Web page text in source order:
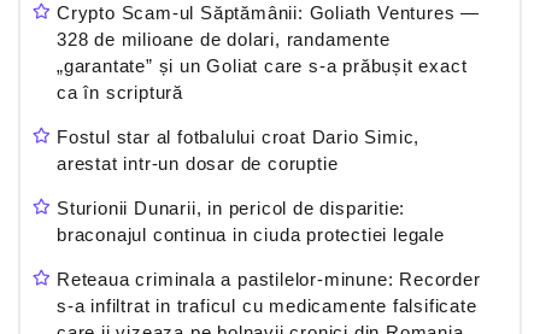
Crypto Scam-ul Săptămânii: Goliath Ventures —
328 de milioane de dolari, randamente
„garantate” și un Goliat care s-a prăbușit exact
ca în scriptură
Fostul star al fotbalului croat Dario Simic,
arestat intr-un dosar de coruptie
Sturionii Dunarii, in pericol de disparitie:
braconajul continua in ciuda protectiei legale
Reteaua criminala a pastilelor-minune: Recorder
s-a infiltrat in traficul cu medicamente falsificate